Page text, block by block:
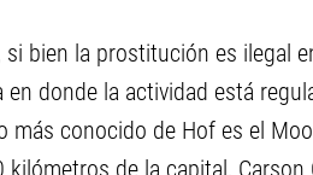
bien la prostitución es ilegal
en donde la actividad está
más conocido de Hof es el
de la capital, Carson